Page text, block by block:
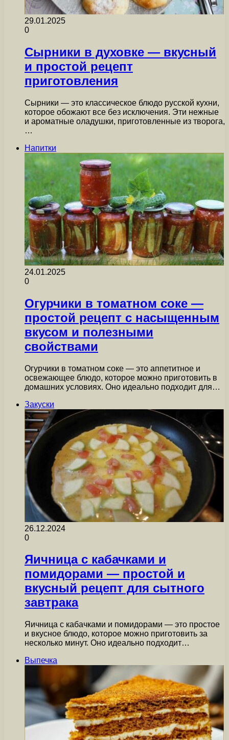
29.01.2025
0
Сырники в духовке — вкусный
и простой рецепт
приготовления
Сырники — это классическое блюдо русской кухни,
которое обожают все без исключения. Эти нежные
и ароматные оладушки, приготовленные из творога,
…
Напитки
24.01.2025
0
Огурчики в томатном соке —
простой рецепт с насыщенным
вкусом и полезными
свойствами
Огурчики в томатном соке — это аппетитное и
освежающее блюдо, которое можно приготовить в
домашних условиях. Оно идеально подходит для…
Закуски
26.12.2024
0
Яичница с кабачками и
помидорами — простой и
вкусный рецепт для сытного
завтрака
Яичница с кабачками и помидорами — это простое
и вкусное блюдо, которое можно приготовить за
несколько минут. Оно идеально подходит…
Выпечка